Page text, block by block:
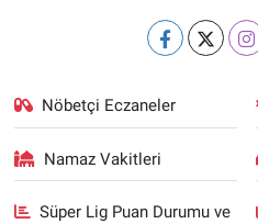
Nöbetçi Eczaneler
Namaz Vakitleri
Süper Lig Puan Durumu ve